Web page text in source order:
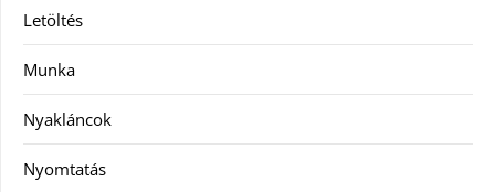
Letöltés
Munka
Nyakláncok
Nyomtatás